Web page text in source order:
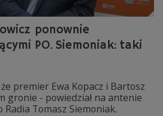
ponownie
PO. Siemoniak: taki
premier Ewa Kopacz i Bartosz
gronie - powiedział na antenie
Tomasz Siemoniak.